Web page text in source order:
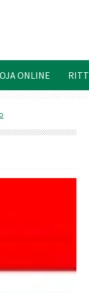
LOJA ONLINE RITT